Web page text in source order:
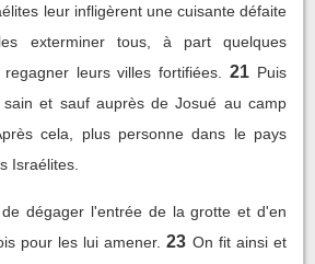
leur infligèrent une cuisante défaite
exterminer tous, à part quelques
leurs villes fortifiées.
21 Puis
et sauf auprès de Josué au camp
cela, plus personne dans le pays
Israélites.
dégager l'entrée de la grotte et d'en
pour les lui amener. 23 On fit ainsi et